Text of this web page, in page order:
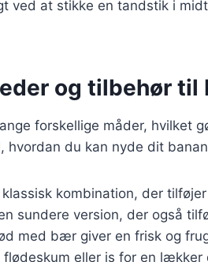
ved at stikke en tandstik i
og tilbehør til
forskellige måder, hvilket
hvordan du kan nyde dit
klassisk kombination, der
sundere version, der også
med bær giver en frisk og
flødeskum eller is for en lækker